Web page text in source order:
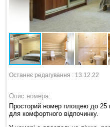
Останнє редагування : 13.12.22
Опис номера:
Просторий номер площею до 25
для комфортного відпочинку.